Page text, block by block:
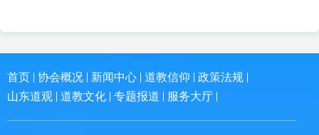
首页 协会概况 新闻中心 道教信仰
政策法规
山东道观
道教文化 专题报道 服务大厅